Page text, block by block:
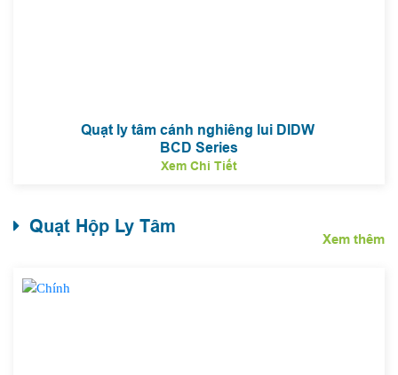
Quạt ly tâm cánh nghiêng lui DIDW
BCD Series
Xem Chi Tiết
Quạt Hộp Ly Tâm
Xem thêm